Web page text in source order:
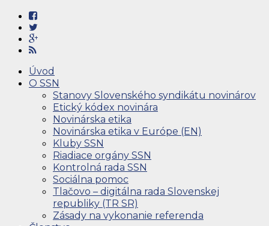
Úvod
O SSN
Stanovy Slovenského syndikátu novinárov
Etický kódex novinára
Novinárska etika
Novinárska etika v Európe (EN)
Kluby SSN
Riadiace orgány SSN
Kontrolná rada SSN
Sociálna pomoc
Tlačovo – digitálna rada Slovenskej
republiky (TR SR)
Zásady na vykonanie referenda